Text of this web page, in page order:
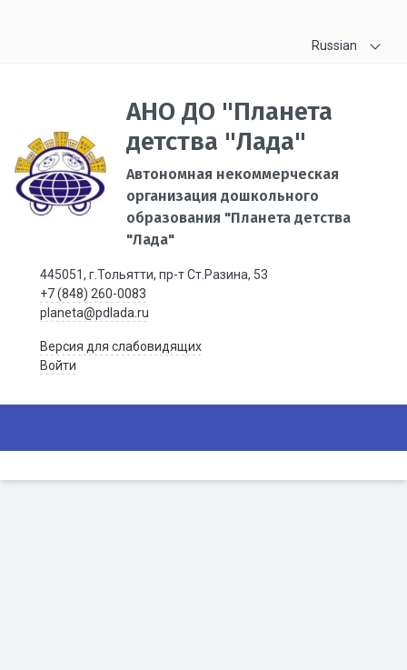
Russian
АНО ДО "Планета
детства "Лада"
Автономная некоммерческая
организация дошкольного
образования "Планета детства
"Лада"
445051, г.Тольятти, пр-т Ст.Разина, 53
+7 (848) 260-0083
planeta@pdlada.ru
Версия для слабовидящих
Войти